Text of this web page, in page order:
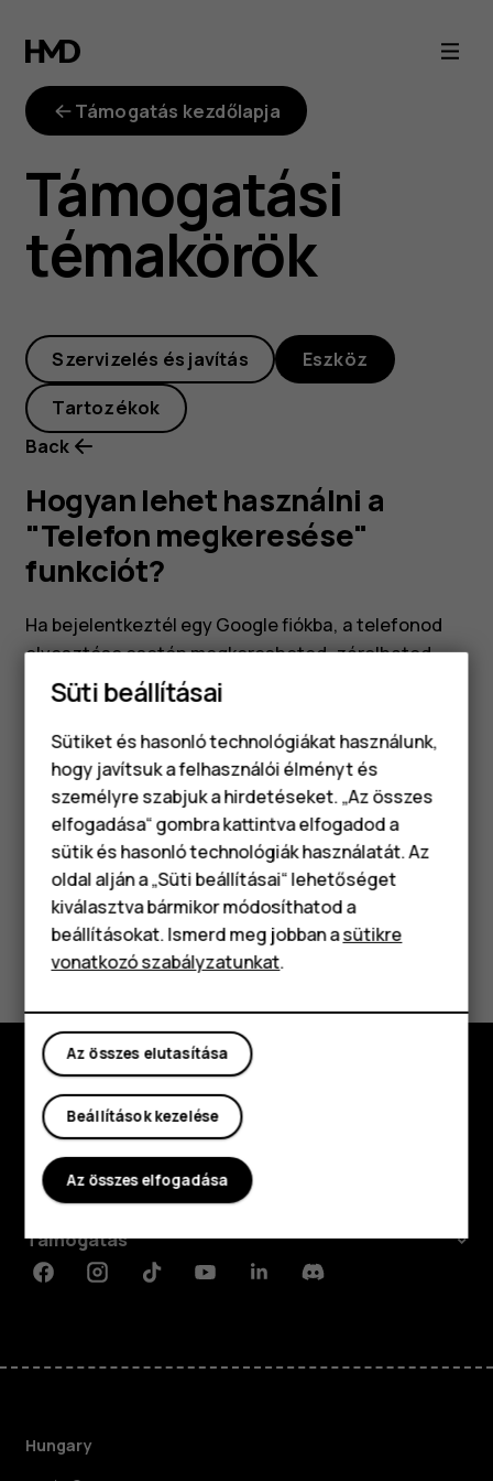
Hogyan
lehet
használni
"Telefon
megkeresése"
funkciót?
Okostelefonok
Klasszikus telefonok
Tartozékok
Táblagépek
Támogatás kezdőlapja
Támogatási
témakörök
Szervizelés és javítás Eszköz
Tartozékok
Back
Hogyan lehet használni a
"Telefon megkeresése"
funkciót?
Ha bejelentkeztél egy Google fiókba, a telefonod
elvesztése esetén megkeresheted, zárolhatod
vagy törölheted a készüléket. Az Eszköz
kapcsolva a Google fiókhoz társított telefonokon.
Hasznosnak találtad?
Igen Nem
Fedezd fel
Rólunk
Planet and people
Támogatás
FacebookInstagramTiktokYoutubeLinkedinDiscord
Hungary
Süti beállításai
Sütiket és hasonló technológiákat használunk,
hogy javítsuk a felhasználói élményt és
személyre szabjuk a hirdetéseket. „Az összes
elfogadása“ gombra kattintva elfogadod a
sütik és hasonló technológiák használatát. Az
oldal alján a „Süti beállításai“ lehetőséget
kiválasztva bármikor módosíthatod a
beállításokat. Ismerd meg jobban asütikre
vonatkozó szabályzatunkat.
Az összes elutasítása
Beállítások kezelése
Az összes elfogadása